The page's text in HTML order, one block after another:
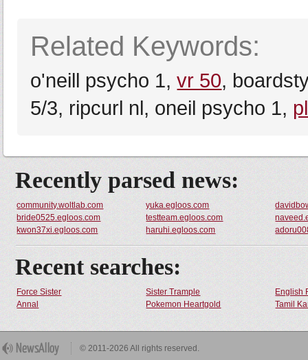
Related Keywords:
o'neill psycho 1,vr 50,
5/3, ripcurl nl, oneil psycho 1,
Recently parsed news:
community.woltlab.com yuka.egloos.com
bride0525.egloos.com
testteam.egloos.com
kwon37xi.egloos.com
haruhi.egloos.com
Recent searches:
Force Sister Sister Trample
English
Annal
Pokemon Heartgold Tamil
© 2011-2026 All rights reserved.